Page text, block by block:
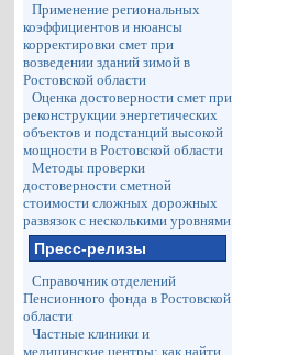
Применение региональных
коэффициентов и нюансы
корректировки смет при
возведении зданий зимой в
Ростовской области
Оценка достоверности смет при
реконструкции энергетических
объектов и подстанций высокой
мощности в Ростовской области
Методы проверки
достоверности сметной
стоимости сложных дорожных
развязок с несколькими уровнями
Пресс-релизы
Справочник отделений
Пенсионного фонда в Ростовской
области
Частные клиники и
медицинские центры: как найти